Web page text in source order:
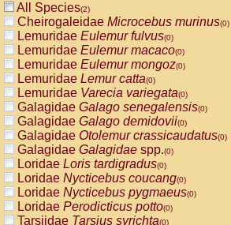
All Species(2)
Cheirogaleidae Microcebus murinus(0)
Lemuridae Eulemur fulvus(0)
Lemuridae Eulemur macaco(0)
Lemuridae Eulemur mongoz(0)
Lemuridae Lemur catta(0)
Lemuridae Varecia variegata(0)
Galagidae Galago senegalensis(0)
Galagidae Galago demidovii(0)
Galagidae Otolemur crassicaudatus(0)
Galagidae Galagidae spp.(0)
Loridae Loris tardigradus(0)
Loridae Nycticebus coucang(0)
Loridae Nycticebus pygmaeus(0)
Loridae Perodicticus potto(0)
Tarsiidae Tarsius syrichta(0)